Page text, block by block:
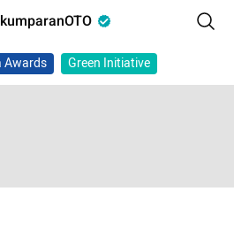
kumparanOTO
Awards Green Initiative